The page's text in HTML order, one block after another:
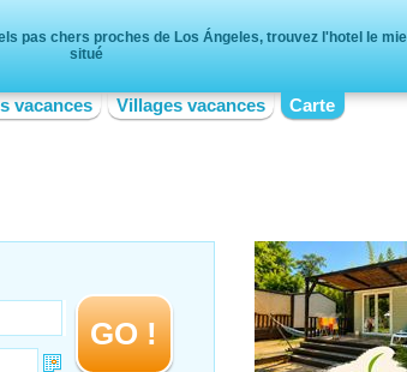
pas chers proches de Los Ángeles, trouvez l'hotel le
situé
vacances Villages vacances Carte
GO !